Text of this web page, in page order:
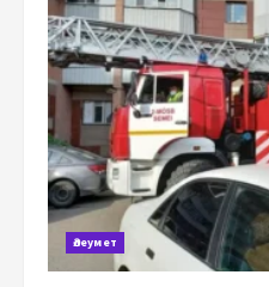
Әлеумет